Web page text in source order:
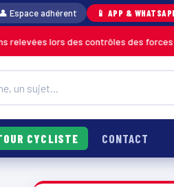
Espace adhérent 📱 APP &
des contrôles des forces de l’ordre
CYCLISTE CONTACT